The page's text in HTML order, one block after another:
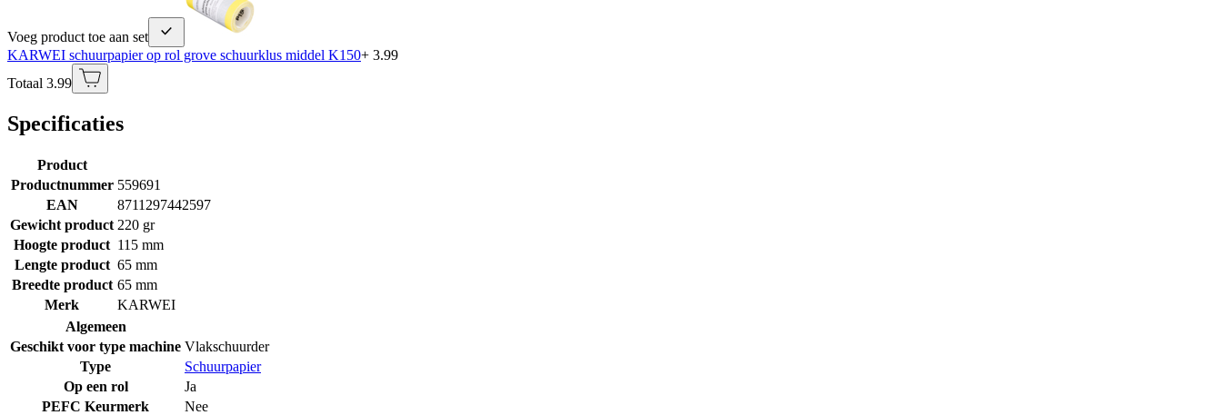
Voeg product toe aan set
KARWEI schuurpapier op rol grove schuurklus middel K150+ 3.99
Totaal 3.99
Specificaties
Product
Productnummer 559691
EAN
8711297442597
Gewicht product 220 gr
Hoogte product 115 mm
Lengte product 65 mm
Breedte product 65 mm
Merk
KARWEI
Algemeen
Geschikt voor type machine Vlakschuurder
Type
Schuurpapier
Op een rol
Ja
PEFC Keurmerk
Nee